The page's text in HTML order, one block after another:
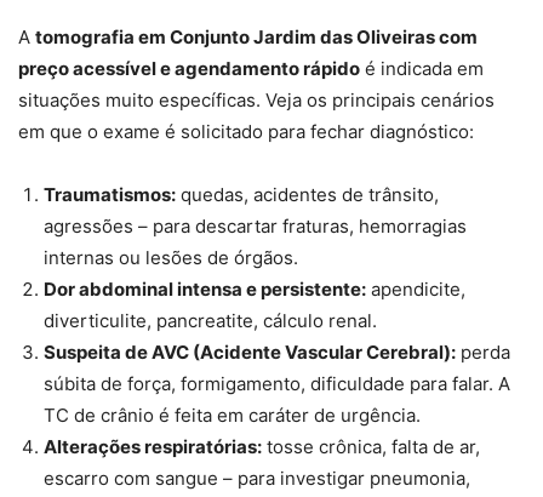
A tomografia em Conjunto Jardim das Oliveiras com
preço acessível e agendamento rápido é indicada em
situações muito específicas. Veja os principais cenários
em que o exame é solicitado para fechar diagnóstico:
Traumatismos: quedas, acidentes de trânsito,
agressões – para descartar fraturas, hemorragias
internas ou lesões de órgãos.
Dor abdominal intensa e persistente: apendicite,
diverticulite, pancreatite, cálculo renal.
Suspeita de AVC (Acidente Vascular Cerebral): perda
súbita de força, formigamento, dificuldade para falar. A
TC de crânio é feita em caráter de urgência.
Alterações respiratórias: tosse crônica, falta de ar,
escarro com sangue – para investigar pneumonia,